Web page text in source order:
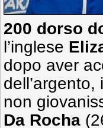
200 dorso
l’inglese
dopo aver
non
Da Rocha